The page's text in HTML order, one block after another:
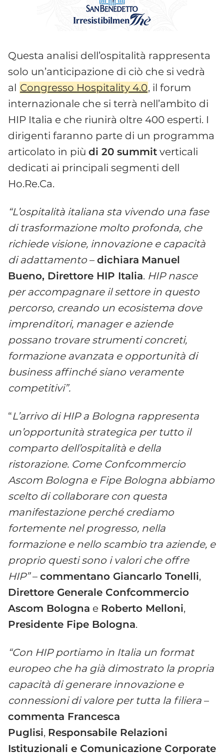
Questa analisi dell’ospitalità rappresenta
solo un’anticipazione di ciò che si vedrà
al Congresso Hospitality 4.0, il forum
internazionale che si terrà nell’ambito di
HIP Italia e che riunirà oltre 400 esperti. I
dirigenti faranno parte di un programma
articolato in più di 20 summit verticali
dedicati ai principali segmenti dell
Ho.Re.Ca.
“L’ospitalità italiana sta vivendo una fase
di trasformazione molto profonda, che
richiede visione, innovazione e capacità
di adattamento – dichiara Manuel
Bueno, Direttore HIP Italia. HIP nasce
per accompagnare il settore in questo
percorso, creando un ecosistema dove
imprenditori, manager e aziende
possano trovare strumenti concreti,
formazione avanzata e opportunità di
business affinché siano veramente
competitivi”.
“L’arrivo di HIP a Bologna rappresenta
un’opportunità strategica per tutto il
comparto dell’ospitalità e della
ristorazione. Come Confcommercio
Ascom Bologna e Fipe Bologna abbiamo
scelto di collaborare con questa
manifestazione perché crediamo
fortemente nel progresso, nella
formazione e nello scambio tra aziende, e
proprio questi sono i valori che offre
HIP”– commentano Giancarlo Tonelli,
Direttore Generale Confcommercio
Ascom Bologna e Roberto Melloni,
Presidente Fipe Bologna.
“Con HIP portiamo in Italia un format
europeo che ha già dimostrato la propria
capacità di generare innovazione e
connessioni di valore per tutta la filiera –
commenta Francesca
Puglisi, Responsabile Relazioni
Istituzionali e Comunicazione Corporate